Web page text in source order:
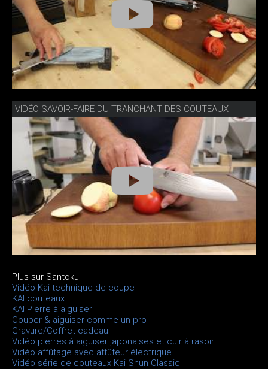
VIDÉO SAVOIR-FAIRE DU TRANCHANT DES COUTEAUX
Plus sur Santoku
Vidéo Kai technique de coupe
KAI couteaux
KAI Pierre à aiguiser
Couper & aiguiser comme un pro
Gravure/Coffret cadeau
Vidéo pierres à aiguiser japonaises et cuir à rasoir
Vidéo affûtage avec affûteur électrique
Vidéo série de couteaux Kai Shun Classic